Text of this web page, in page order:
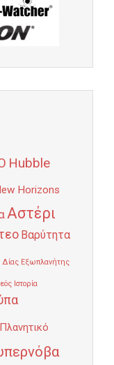
Hubble
Horizons
Αστέρι
Βαρύτητα
Δίας Εξωπλανήτης
Ιστορία
Πλανητικό